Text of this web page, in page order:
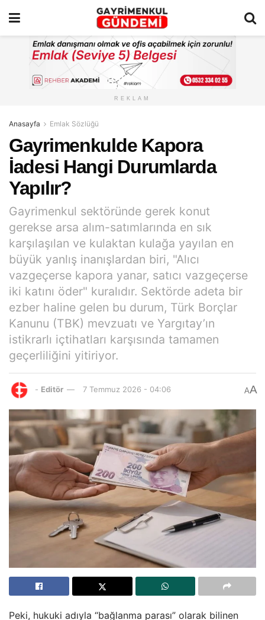
REKLAM
Anasayfa Emlak Sözlüğü
Gayrimenkulde Kapora
İadesi Hangi Durumlarda
Yapılır?
Gayrimenkul sektöründe gerek konut
gerekse arsa alım-satımlarında en sık
karşılaşılan ve kulaktan kulağa yayılan en
büyük yanlış inanışlardan biri, "Alıcı
vazgeçerse kapora yanar, satıcı vazgeçerse
iki katını öder" kuralıdır. Sektörde adeta bir
ezber haline gelen bu durum, Türk Borçlar
Kanunu (TBK) mevzuatı ve Yargıtay’ın
istikrarlı içtihatları karşısında tamamen
geçerliliğini yitiriyor.
- Editör 7 Temmuz 2026 - 04:06 AA
Peki, hukuki adıyla “bağlanma parası” olarak bilinen